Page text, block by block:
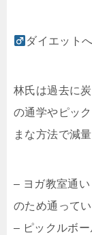
ダイエット
林氏は過去に
の通学やピッ
まな方法で減
– ヨガ教室通
のため通って
– ピックルボ